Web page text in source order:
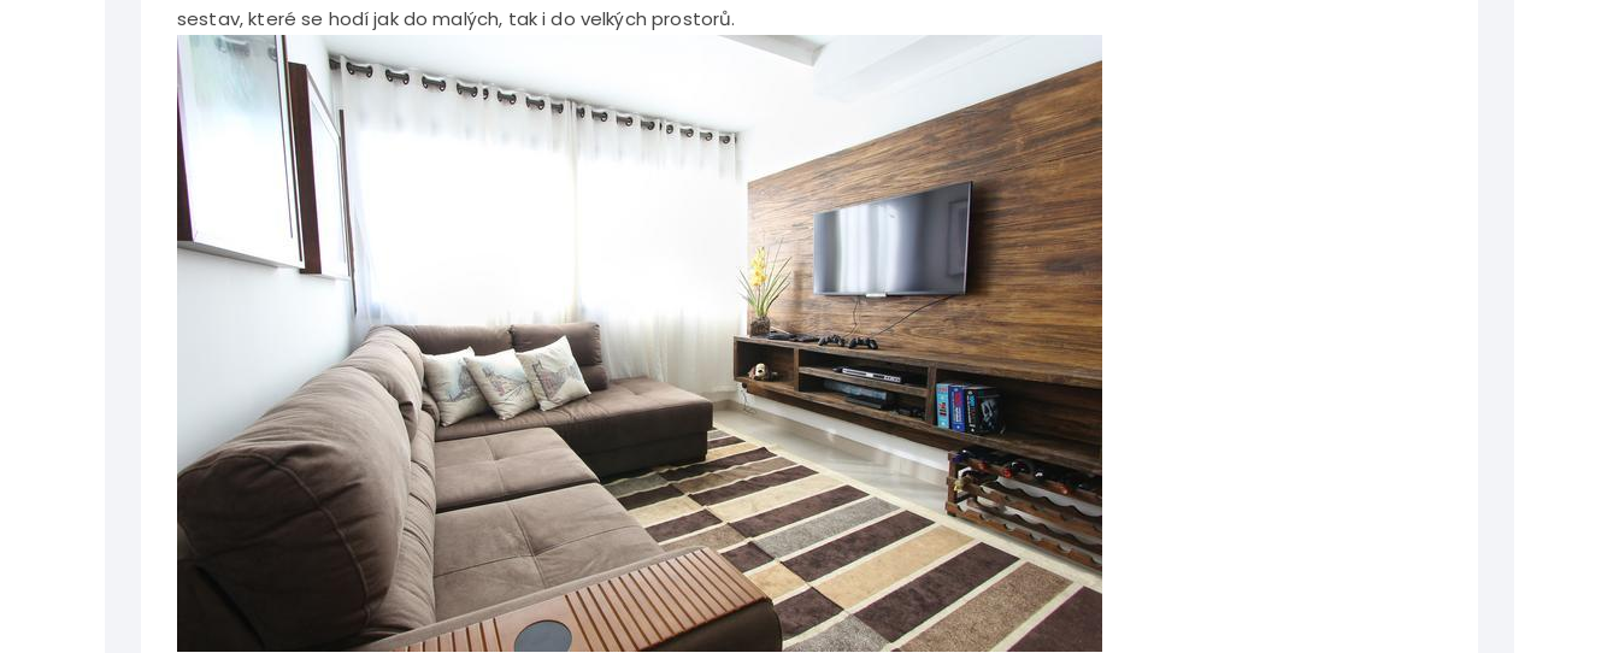
sestav, které se hodí jak do malých, tak i do velkých prostorů.